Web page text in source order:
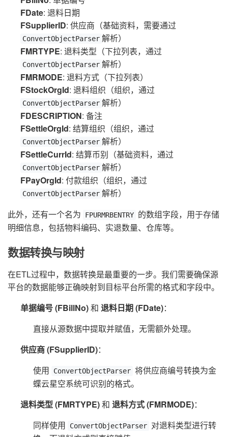
FDate: 退料日期
FSupplierID: 供应商（基础资料，需要通过
ConvertObjectParser 解析）
FMRTYPE: 退料类型（下拉列表，通过
ConvertObjectParser 解析）
FMRMODE: 退料方式（下拉列表）
FStockOrgId: 退料组织（组织，通过
ConvertObjectParser 解析）
FDESCRIPTION: 备注
FSettleOrgId: 结算组织（组织，通过
ConvertObjectParser 解析）
FSettleCurrId: 结算币别（基础资料，通过
ConvertObjectParser 解析）
FPayOrgId: 付款组织（组织，通过
ConvertObjectParser 解析）
此外，还有一个名为
FPURMRBENTRY 的数组字段，用于存储
明细信息，包括物料编码、实退数量、仓库等。
数据转换与映射
在ETL过程中，数据转换是最重要的一步。我们需要确保源
平台的数据能够正确映射到目标平台所需的格式和字段中。
单据编号 (FBillNo)和 退料日期 (FDate)：
直接从源数据中提取并赋值，无需额外处理。
供应商 (FSupplierID)：
使用
ConvertObjectParser 将供应商编号转换为金
蝶云星空系统可识别的格式。
退料类型 (FMRTYPE)和 退料方式 (FMRMODE)：
同样使用
ConvertObjectParser 对退料类型进行转